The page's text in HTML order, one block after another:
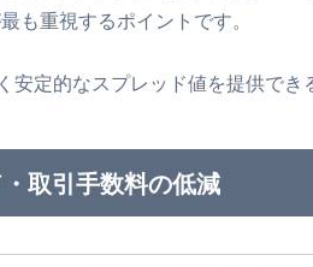
も重視するポイントです。
安定的なスプレッド値を提供でき
取引手数料の低減